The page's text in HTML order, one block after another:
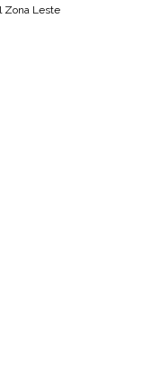
Zona Leste